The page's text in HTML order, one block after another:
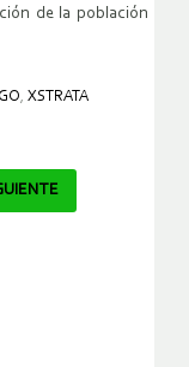
de la población
, XSTRATA